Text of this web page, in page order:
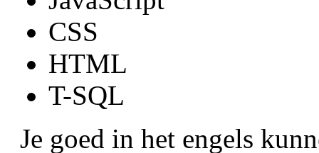
CSS
HTML
T-SQL
Je goed in het engels